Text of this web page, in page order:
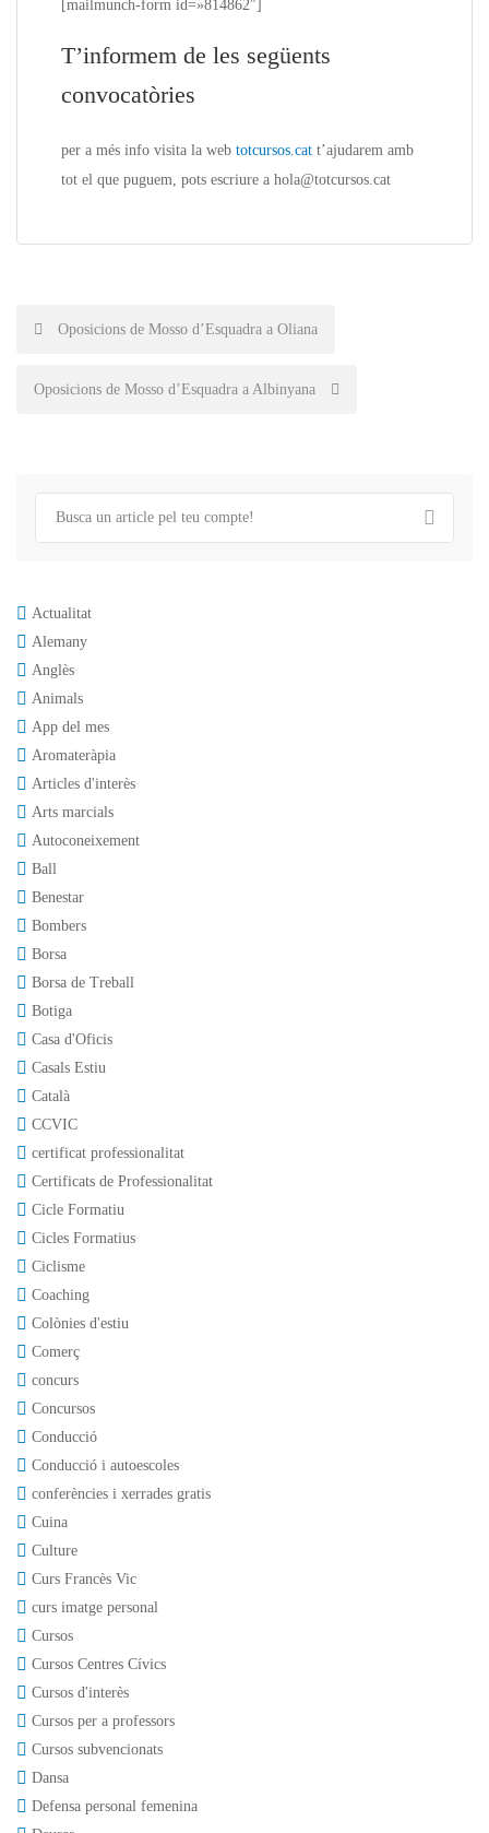
[mailmunch-form id=»814862″]
T’informem de les següents
convocatòries
per a més info visita la web totcursos.cat t’ajudarem amb
tot el que puguem, pots escriure a hola@totcursos.cat
Post
navigation
Oposicions de Mosso d’Esquadra a Oliana
Oposicions de Mosso d’Esquadra a Albinyana
Actualitat
Alemany
Anglès
Animals
App del mes
Aromateràpia
Articles d'interès
Arts marcials
Autoconeixement
Ball
Benestar
Bombers
Borsa
Borsa de Treball
Botiga
Casa d'Oficis
Casals Estiu
Català
CCVIC
certificat professionalitat
Certificats de Professionalitat
Cicle Formatiu
Cicles Formatius
Ciclisme
Coaching
Colònies d'estiu
Comerç
concurs
Concursos
Conducció
Conducció i autoescoles
conferències i xerrades gratis
Cuina
Culture
Curs Francès Vic
curs imatge personal
Cursos
Cursos Centres Cívics
Cursos d'interès
Cursos per a professors
Cursos subvencionats
Dansa
Defensa personal femenina